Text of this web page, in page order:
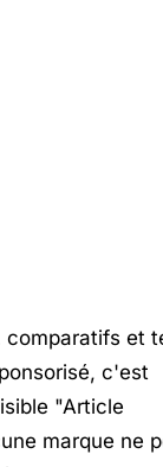
comparatifs et
c'est
"Article
marque ne